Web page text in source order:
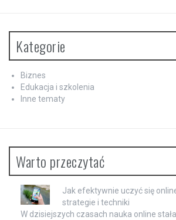
Kategorie
Biznes
Edukacja i szkolenia
Inne tematy
Warto przeczytać
Jak efektywnie uczyć się
strategie i techniki
W dzisiejszych czasach nauka online